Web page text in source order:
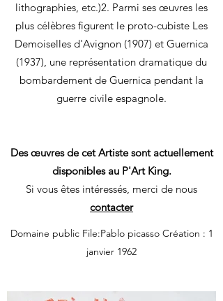
lithographies, etc.)2. Parmi ses œuvres les
plus célèbres figurent le proto-cubiste Les
Demoiselles d'Avignon (1907) et Guernica
(1937), une représentation dramatique du
bombardement de Guernica pendant la
guerre civile espagnole.
Des œuvres de cet Artiste sont actuellement
disponibles au P'Art King.
Si vous êtes intéressés, merci de nous
contacter
Domaine public File:Pablo picasso Création : 1
janvier 1962